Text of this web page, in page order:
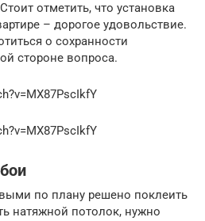
отметить, что установка
– дорогое удовольствие.
о сохранности
стороне вопроса.
по плану решено поклеить
натяжной потолок, нужно